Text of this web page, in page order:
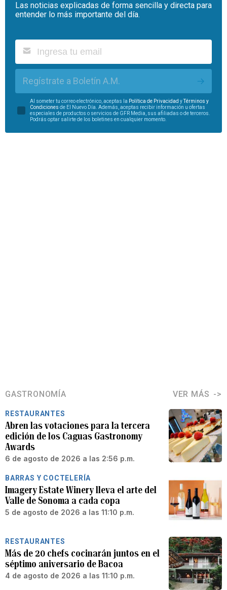
Las noticias explicadas de forma sencilla y directa para
entender lo más importante del día.
Regístrate a Boletín A.M.
Al someter tu correo electrónico, aceptas la Política de Privacidad yTérminos y
Condiciones de El Nuevo Día. Además, aceptas recibir información u ofertas
especiales de productos o servicios de GFR Media, sus afiliadas o de terceros.
Podrás optar salirte de los boletines en cualquier momento.
GASTRONOMÍA VER MÁS
RESTAURANTES
Abren las votaciones para la tercera
edición de los Caguas Gastronomy
Awards
6 de agosto de 2026 a las 2:56 p.m.
BARRAS Y COCTELERÍA
Imagery Estate Winery lleva el arte del
Valle de Sonoma a cada copa
5 de agosto de 2026 a las 11:10 p.m.
RESTAURANTES
Más de 20 chefs cocinarán juntos en el
séptimo aniversario de Bacoa
4 de agosto de 2026 a las 11:10 p.m.